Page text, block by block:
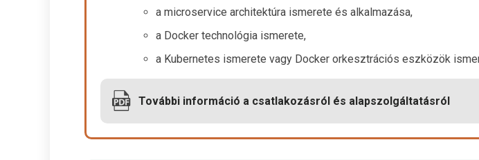
a microservice architektúra ismerete és alkalmazása,
a Docker technológia ismerete,
a Kubernetes ismerete vagy Docker orkesztrációs eszközök
További információ a csatlakozásról és alapszolgáltatásról